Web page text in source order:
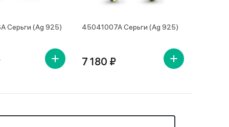
Серьги (Ag 925) 45041007А Серьги (Ag 925)
7 180 ₽